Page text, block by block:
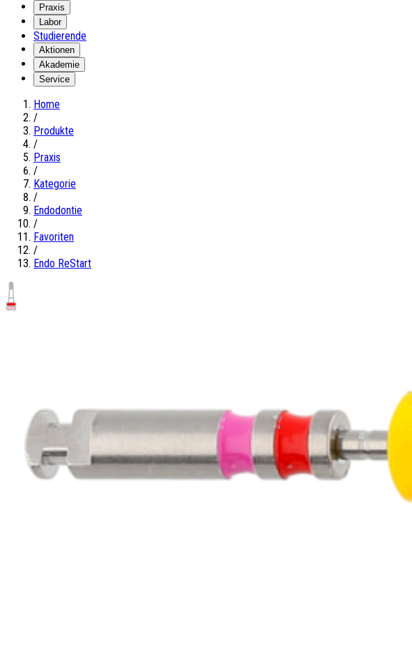
Praxis
Labor
Studierende
Aktionen
Akademie
Service
Home
/
Produkte
/
Praxis
/
Kategorie
/
Endodontie
/
Favoriten
/
Endo ReStart